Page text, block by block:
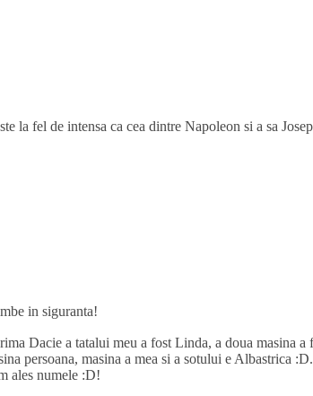
la fel de intensa ca cea dintre Napoleon si a sa
in siguranta!
Dacie a tatalui meu a fost Linda, a doua masina
persoana, masina a mea si a sotului e Albastrica
ales numele :D!